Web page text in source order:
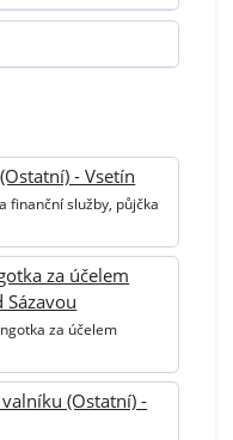
- Vsetín
finanční služby, půjčka
za účelem
za účelem
(Ostatní) -